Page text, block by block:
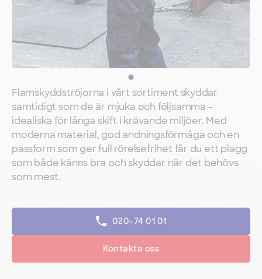
Flamskyddströjorna i vårt sortiment skyddar
samtidigt som de är mjuka och följsamma –
idealiska för långa skift i krävande miljöer. Med
moderna material, god andningsförmåga och en
passform som ger full rörelsefrihet får du ett plagg
som både känns bra och skyddar när det behövs
som mest.
020-74 01 01
Kontakta oss